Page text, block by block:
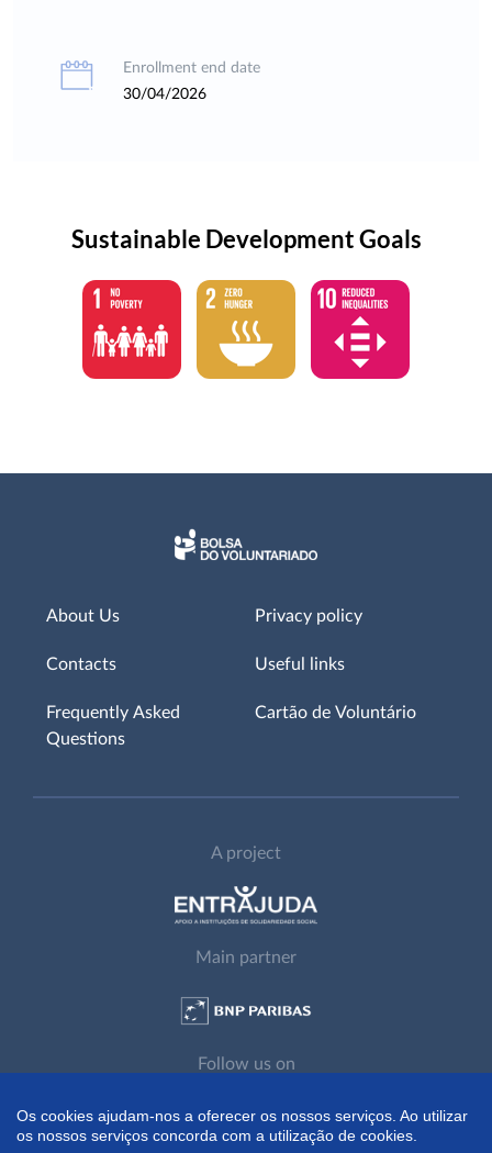
Enrollment end date
30/04/2026
Sustainable Development Goals
About Us
Contacts
Frequently Asked
Questions
Privacy policy
Useful links
Cartão de Voluntário
A project
Main partner
Follow us on
Os cookies ajudam-nos a oferecer os nossos serviços. Ao utilizar
os nossos serviços concorda com a utilização de cookies.